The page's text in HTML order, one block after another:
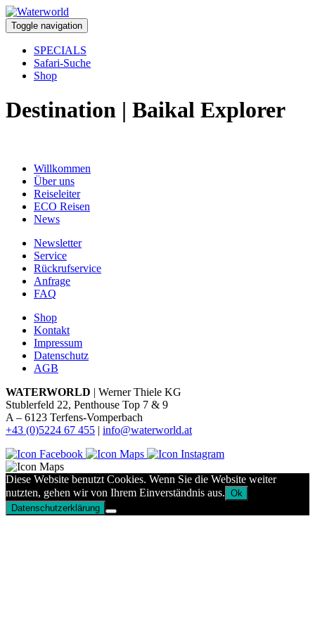
Toggle navigation
SPECIALS
Safari-Suche
Shop
Destination | Baikal Explorer
Willkommen
Über uns
Reiseleiter
ECO Reisen
News
Newsletter
Service
Rückrufservice
Anfrage
FAQ
Shop
Kontakt
Impressum
Datenschutz
AGB
WATERWORLD | Werner Thiele KG
Stublerfeld 22, Penthouse Top 7 & 9
A – 6123 Terfens-Vomperbach
+43 (0)5224 67 455 | info@waterworld.at
Diese Website benutzt Cookies. Wenn Sie die Website weiter
nutzten, gehen wir von Ihrem Einverständnis aus. Ok
Datenschutzerklärung